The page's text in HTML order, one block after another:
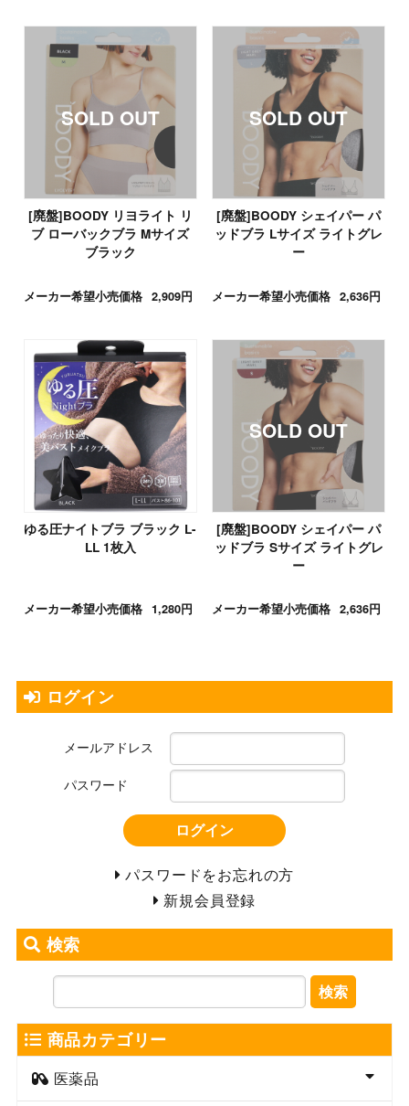
[廃盤]BOODY リヨライト リ
ブ ローバックブラ Mサイズ
ブラック
メーカー希望小売価格 2,909円
[廃盤]BOODY シェイパー パ
ッドブラ Lサイズ ライトグレ
ー
メーカー希望小売価格 2,636円
ゆる圧ナイトブラ ブラック L-
LL 1枚入
メーカー希望小売価格 1,280円
[廃盤]BOODY シェイパー パ
ッドブラ Sサイズ ライトグレ
ー
メーカー希望小売価格 2,636円
ログイン
メールアドレス
パスワード
ログイン
パスワードをお忘れの方
新規会員登録
検索
検索
商品カテゴリー
医薬品